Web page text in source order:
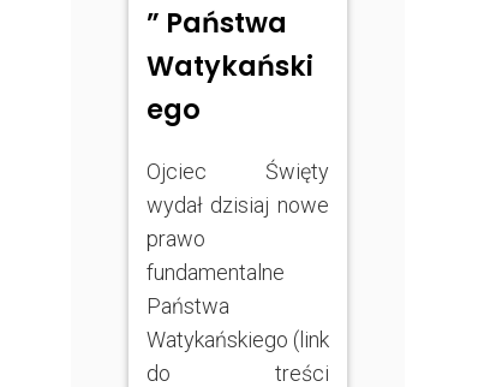
” Państwa
Watykański
ego
Ojciec Święty
wydał dzisiaj nowe
prawo
fundamentalne
Państwa
Watykańskiego (link
do treści